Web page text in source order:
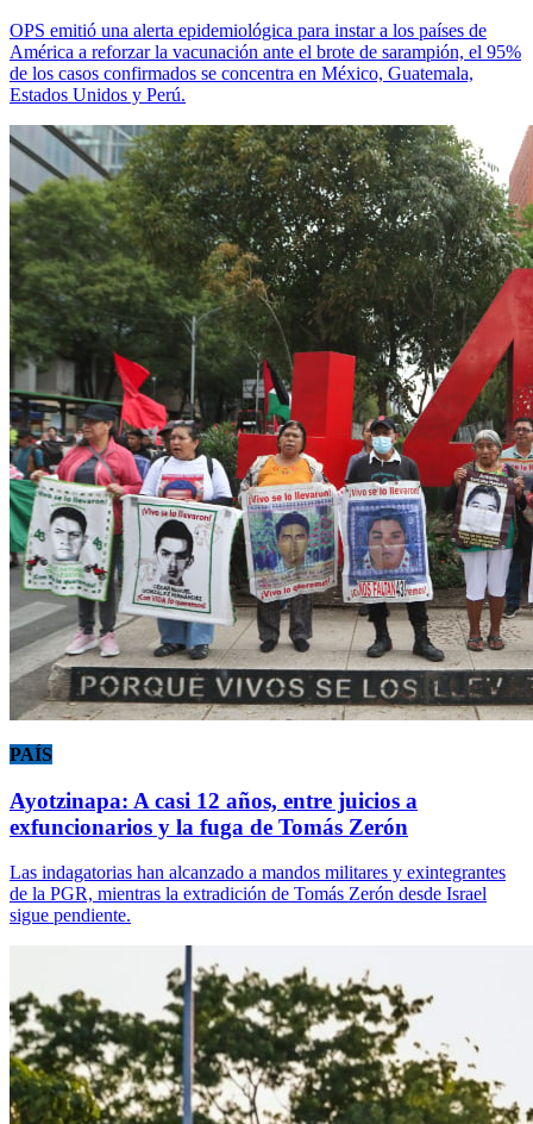
OPS emitió una alerta epidemiológica para instar a los países de
América a reforzar la vacunación ante el brote de sarampión, el 95%
de los casos confirmados se concentra en México, Guatemala,
Estados Unidos y Perú.
PAÍS
Ayotzinapa: A casi 12 años, entre juicios a
exfuncionarios y la fuga de Tomás Zerón
Las indagatorias han alcanzado a mandos militares y exintegrantes
de la PGR, mientras la extradición de Tomás Zerón desde Israel
sigue pendiente.